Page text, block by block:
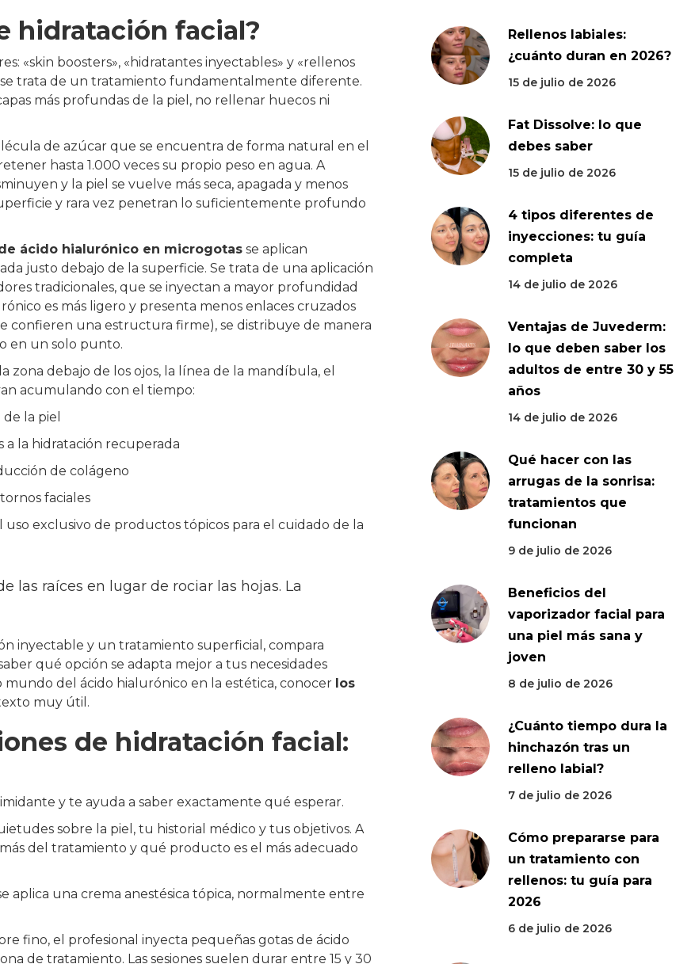
hidratación facial?
«skin boosters», «hidratantes inyectables» y «rellenos
se trata de un tratamiento fundamentalmente diferente.
más profundas de la piel, no rellenar huecos ni
de azúcar que se encuentra de forma natural en el
hasta 1.000 veces su propio peso en agua. A
y la piel se vuelve más seca, apagada y menos
y rara vez penetran lo suficientemente profundo
ácido hialurónico en microgotas se aplican
justo debajo de la superficie. Se trata de una aplicación
tradicionales, que se inyectan a mayor profundidad
es más ligero y presenta menos enlaces cruzados
confieren una estructura firme), se distribuye de manera
en un solo punto.
zona debajo de los ojos, la línea de la mandíbula, el
acumulando con el tiempo:
la piel
a la hidratación recuperada
de colágeno
faciales
uso exclusivo de productos tópicos para el cuidado de la
las raíces en lugar de rociar las hojas. La
inyectable y un tratamiento superficial, compara
qué opción se adapta mejor a tus necesidades
del ácido hialurónico en la estética, conocer los
muy útil.
de hidratación facial:
y te ayuda a saber exactamente qué esperar.
sobre la piel, tu historial médico y tus objetivos. A
del tratamiento y qué producto es el más adecuado
aplica una crema anestésica tópica, normalmente entre
fino, el profesional inyecta pequeñas gotas de ácido
de tratamiento. Las sesiones suelen durar entre 15 y 30
Rellenos labiales:
¿cuánto duran en 2026?
15 de julio de 2026
Fat Dissolve: lo que
debes saber
15 de julio de 2026
4 tipos diferentes de
inyecciones: tu guía
completa
14 de julio de 2026
Ventajas de Juvederm:
lo que deben saber los
adultos de entre 30 y 55
años
14 de julio de 2026
Qué hacer con las
arrugas de la sonrisa:
tratamientos que
funcionan
9 de julio de 2026
Beneficios del
vaporizador facial para
una piel más sana y
joven
8 de julio de 2026
¿Cuánto tiempo dura la
hinchazón tras un
relleno labial?
7 de julio de 2026
Cómo prepararse para
un tratamiento con
rellenos: tu guía para
2026
6 de julio de 2026